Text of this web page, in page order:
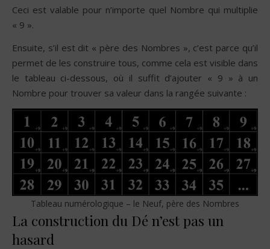
Ceci est valable pour n’importe quel Nombre qui multiplie
« 9 ».
Ensuite, s’il est dit « père des Nombres », c’est parce qu’il
permet de les construire tous, comme cela est visible dans
le tableau ci-dessous, où il suffit d’ajouter « 9 » à un
Nombre pour trouver sa valeur dans la rangée suivante :
Tableau numérologique – le Neuf, père des Nombres
La construction du Dé n’est pas un
hasard